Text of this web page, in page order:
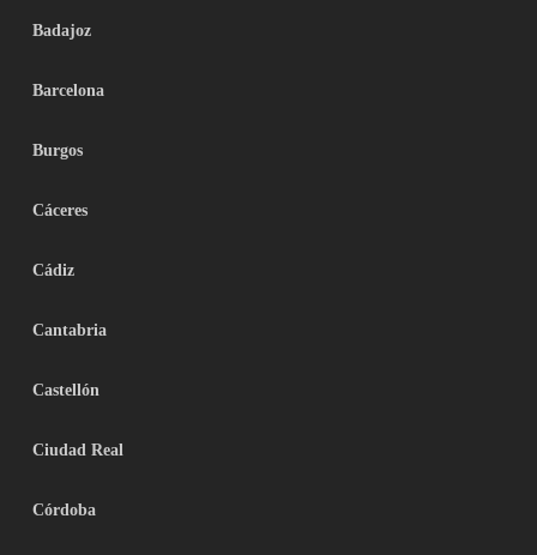
Badajoz
Barcelona
Burgos
Cáceres
Cádiz
Cantabria
Castellón
Ciudad Real
Córdoba